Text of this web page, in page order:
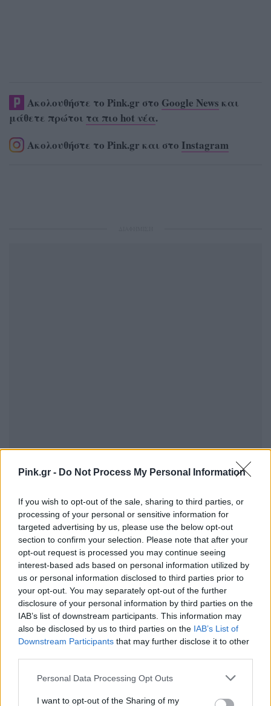
Pink.gr - Do Not Process My Personal Information
If you wish to opt-out of the sale, sharing to third parties, or
processing of your personal or sensitive information for
targeted advertising by us, please use the below opt-out
section to confirm your selection. Please note that after your
opt-out request is processed you may continue seeing
interest-based ads based on personal information utilized by
us or personal information disclosed to third parties prior to
your opt-out. You may separately opt-out of the further
disclosure of your personal information by third parties on the
IAB’s list of downstream participants. This information may
also be disclosed by us to third parties on the IAB’s List of
Downstream Participants that may further disclose it to other
Personal Data Processing Opt Outs
I want to opt-out of the Sharing of my
Ακολουθήστε το Pink.gr στο Google News και
μάθετε πρώτοι τα πιο hot νέα.
Ακολουθήστε το Pink.gr και στο Instagram
Περισσότερα Θέματα
Entertainment
ENTERTAINMENT
Ο Λάκης Γαβαλάς έκλεισε τα
74 και μοιράστηκε ένα
μήνυμα που συγκίνησε ‑ Τι
έγραψε για τη ζωή, τους
γονείς του και την υγεία του